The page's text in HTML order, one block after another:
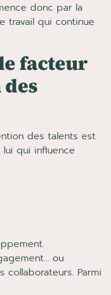
donc par la
travail qui continue
facteur
des talents est
qui influence
ou
Parmi